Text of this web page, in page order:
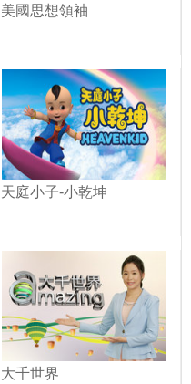
美國思想領袖
天庭小子-小乾坤
大千世界